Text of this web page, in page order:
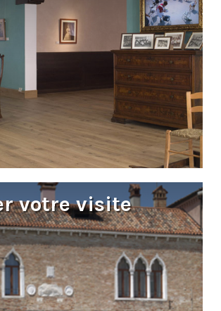
votre visite